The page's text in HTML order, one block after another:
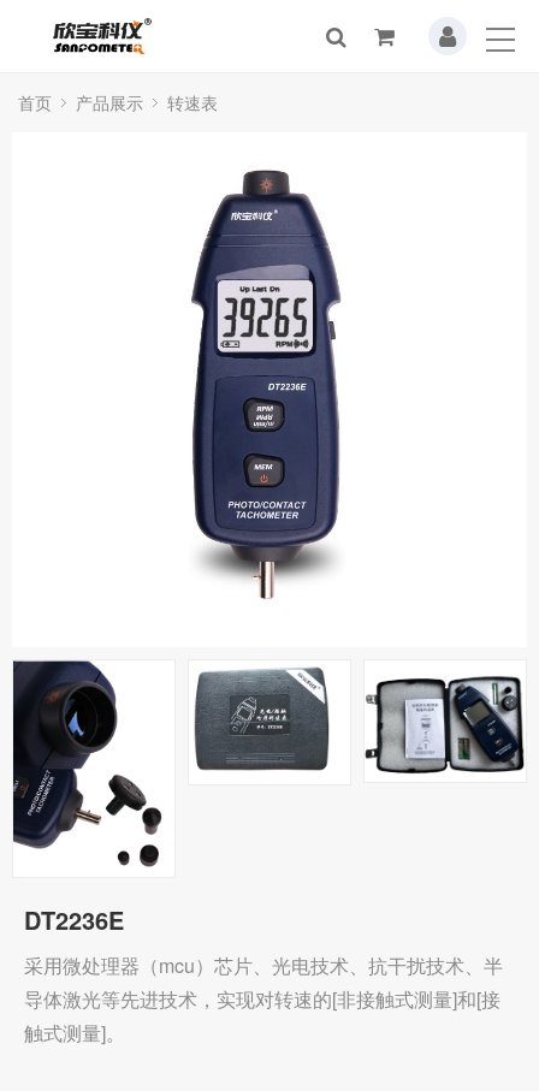
首页 产品展示 转速表
DT2236E
采用微处理器（mcu）芯片、光电技术、抗干扰技术、半
导体激光等先进技术，实现对转速的[非接触式测量]和[接
触式测量]。